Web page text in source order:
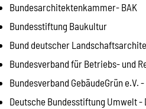
Bundesarchitektenkammer- BAK
Bundesstiftung Baukultur
Bund deutscher
Bundesverband für Betriebs- und
Bundesverband GebäudeGrün e.V. -
Deutsche Bundesstiftung Umwelt -